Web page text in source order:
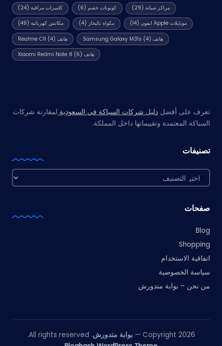
كاميرات مراقبة(24) كوبونات خصم (6) مراكز صيانة (29)
مكانس كهربائية(49) مكواة بالبخار (4) موبايلات Apple ايفون (14)
هاتف Realme C11 (4) هاتف Samsung Galaxy M31s (4)
هاتف Xiaomi Redmi Note 8 (6)
تعرف على أفضل دليل شركات السباكة في السعودية لمقارنة شركات
السباكة المعتمدة وتقييماتها داخل المملكة.
تصنيفات
تصنيفات
صفحات
Blog
Shopping
اتفاقية الاستخدام
سياسة الخصوصية
من نحن – بوابة متدورش
Copyright 2026 — بوابة متدورش. All rights reserved.